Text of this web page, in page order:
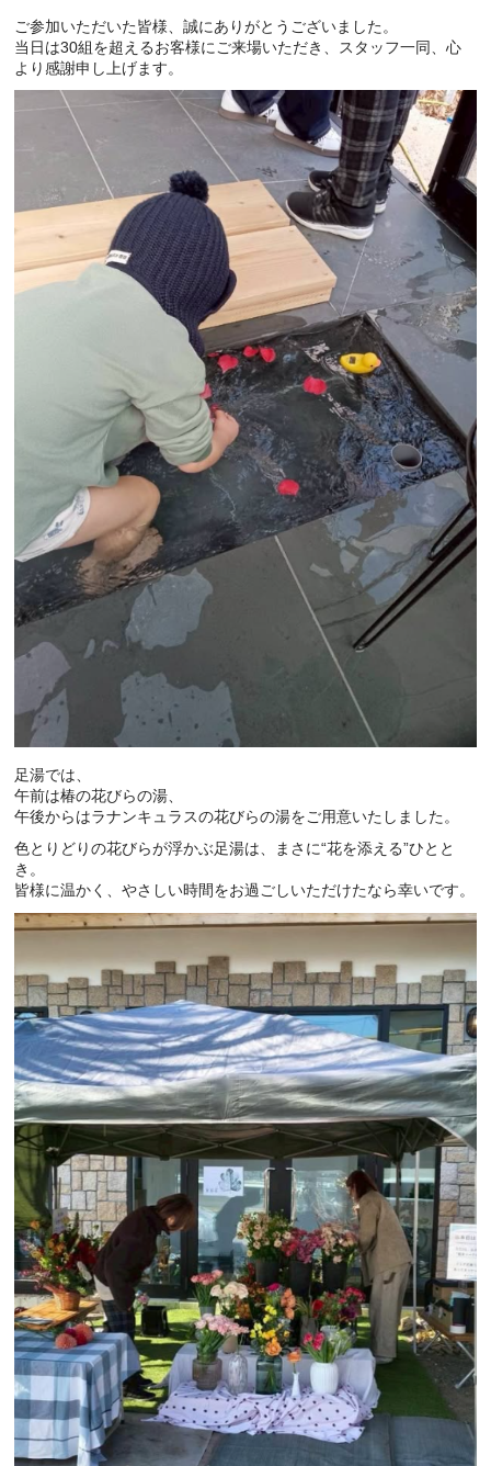
ご参加いただいた皆様、誠にありがとうございました。
当日は30組を超えるお客様にご来場いただき、スタッフ一同、心
より感謝申し上げます。
足湯では、
午前は椿の花びらの湯、
午後からはラナンキュラスの花びらの湯をご用意いたしました。
色とりどりの花びらが浮かぶ足湯は、まさに“花を添える”ひとと
き。
皆様に温かく、やさしい時間をお過ごしいただけたなら幸いです。